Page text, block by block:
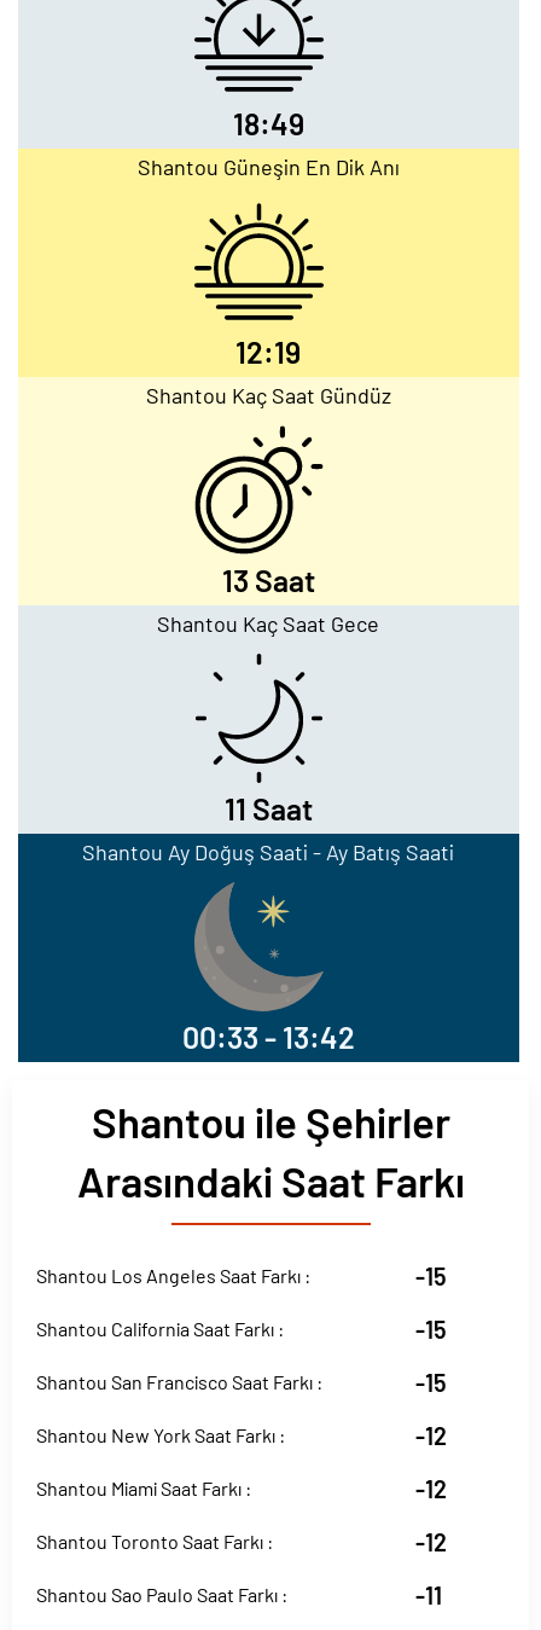
18:49
Shantou Güneşin En Dik Anı
12:19
Shantou Kaç Saat Gündüz
13 Saat
Shantou Kaç Saat Gece
11 Saat
Shantou Ay Doğuş Saati - Ay Batış Saati
00:33 - 13:42
Shantou ile Şehirler
Arasındaki Saat Farkı
Shantou Los Angeles Saat Farkı : -15
Shantou California Saat Farkı : -15
Shantou San Francisco Saat Farkı : -15
Shantou New York Saat Farkı : -12
Shantou Miami Saat Farkı : -12
Shantou Toronto Saat Farkı : -12
Shantou Sao Paulo Saat Farkı : -11